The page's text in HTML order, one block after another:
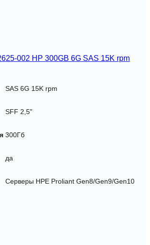
002 HP 300GB 6G SAS 15K rpm
SAS 6G 15K rpm
SFF 2,5"
300Гб
да
Серверы HPE Proliant Gen8/Gen9/Gen10